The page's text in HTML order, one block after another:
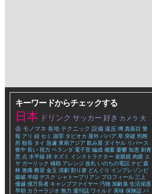
キーワードからチェックする
日本 ドリンク サッカー 好き カメラ 大
会 モノマネ 各地 テクニック 設備 違反 噂 真面目 警
報 アリ 紐 セミ 謝罪 タピオカ 屋外 ババア 草 突破 刑務
所 校長 タイ 急遽 東南アジア 飲み屋 ダイヤル リバース
夜中 長い 視力 ベランダ 電子音 編成 備蓄 憂鬱 知恵 刺青
悪 点 水平線 姉 ネズミ インストラクター 老眼鏡 肉眼 エ
サ ガーリック 補助 アレンジ 改札 いのちの電話 ナビ 森
林 激痛 教習 金玉 演劇 割り箸 どんぐり インプレゾンビ
爆破 半端 デスク シャトーブリアン プロフィール 三上
優越 億万長者 キャンプファイヤー 汚物 加齢臭 生活保護
早朝 カラーラジオ 無力 週刊誌 ワイルド 美味 保険証 バ